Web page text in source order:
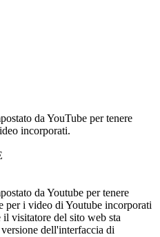
da YouTube per tenere
incorporati.
da Youtube per tenere
per i video di Youtube incorporati
il visitatore del sito web sta
dell'interfaccia di